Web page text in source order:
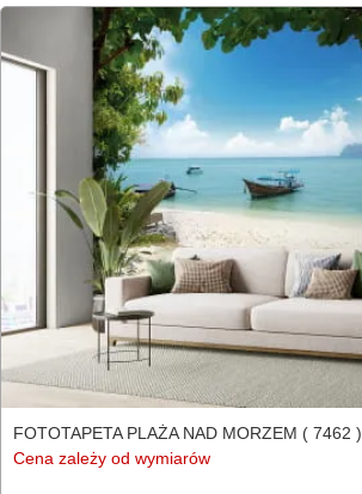
FOTOTAPETA PLAŻA NAD MORZEM ( 7462 )
Cena zależy od wymiarów